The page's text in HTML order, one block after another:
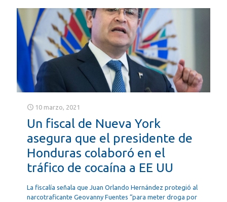
10 marzo, 2021
Un fiscal de Nueva York
asegura que el presidente de
Honduras colaboró en el
tráfico de cocaína a EE UU
La fiscalía señala que Juan Orlando Hernández protegió al
narcotraficante Geovanny Fuentes “para meter droga por